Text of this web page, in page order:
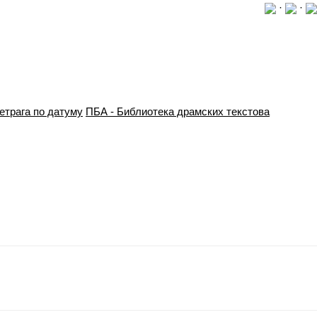
· ·
по датуму ПБА - Библиотека драмских текстова